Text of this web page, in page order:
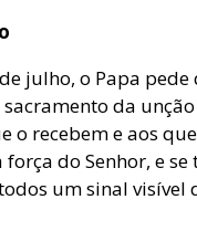
julho, o Papa pede
da
o recebem e aos
do Senhor, e se
um sinal visível